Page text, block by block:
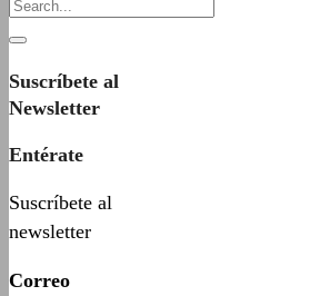
Suscríbete al
Newsletter
Entérate
Suscríbete al
newsletter
Correo